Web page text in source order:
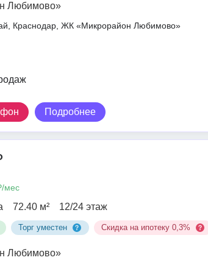
Любимово»
Краснодар, ЖК «Микрорайон Любимово»
Подробнее
мес
72.40 м² 12/24 этаж
Торг уместен Скидка на ипотеку 0,3%
Любимово»